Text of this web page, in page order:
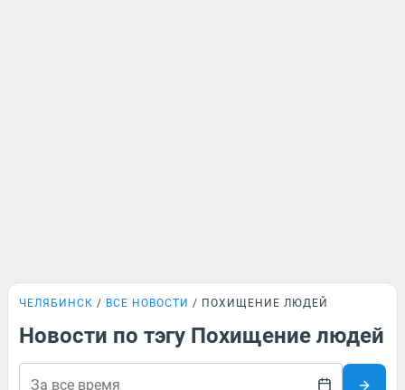
ЧЕЛЯБИНСК ВСЕ НОВОСТИ ПОХИЩЕНИЕ ЛЮДЕЙ
Новости по тэгу Похищение людей